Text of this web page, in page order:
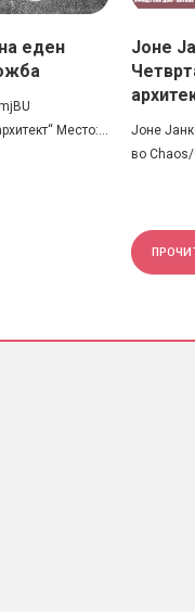
еден
Место:...
Јоне
Јоне
во Chaos/